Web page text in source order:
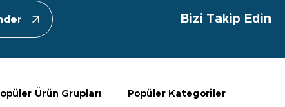
Bizi Takip Edin
Ürün Grupları Popüler Kategoriler